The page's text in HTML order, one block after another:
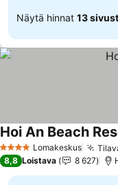
Näytä hinnat 13
4 TähtiluokitusLomakeskus
Hoi An Beach
8,8 Loistava 8 627